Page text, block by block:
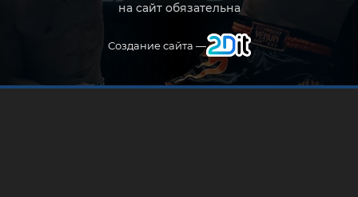
на сайт обязательна
Создание сайта —